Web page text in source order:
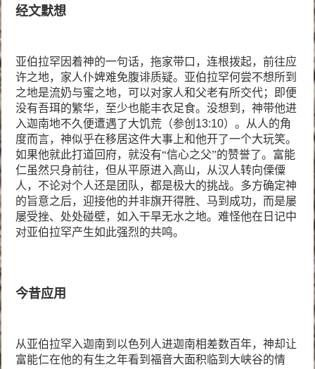
经文默想
亚伯拉罕因着神的一句话，拖家带口，连根拨起，前往应
许之地，家人仆婢难免腹诽质疑。亚伯拉罕何尝不想所到
之地是流奶与蜜之地，可以对家人和父老有所交代；即便
没有吾珥的繁华，至少也能丰衣足食。没想到，神带他进
入迦南地不久便遭遇了大饥荒（参创 13:10）。从人的角
度而言，神似乎在移居这件大事上和他开了一个大玩笑。
如果他就此打道回府，就没有“信心之父”的赞誉了。富能
仁虽然只身前往，但从平原进入高山，从汉人转向傈僳
人，不论对个人还是团队，都是极大的挑战。多方确定神
的旨意之后，迎接他的并非旗开得胜、马到成功，而是屡
屡受挫、处处碰壁，如入干旱无水之地。难怪他在日记中
对亚伯拉罕产生如此强烈的共鸣。
今昔应用
从亚伯拉罕入迦南到以色列人进迦南相差数百年，神却让
富能仁在他的有生之年看到福音大面积临到大峡谷的情